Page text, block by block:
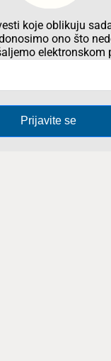
koje oblikuju
ono što
elektronskom
Prijavite se